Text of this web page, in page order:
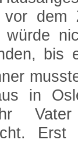
vor
bis
in